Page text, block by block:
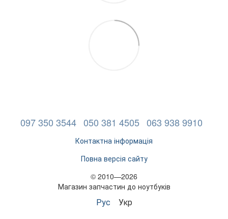
097 350 3544 050 381 4505 063 938 9910
Контактна інформація
Повна версія сайту
© 2010—2026
Магазин запчастин до ноутбуків
Рус Укр